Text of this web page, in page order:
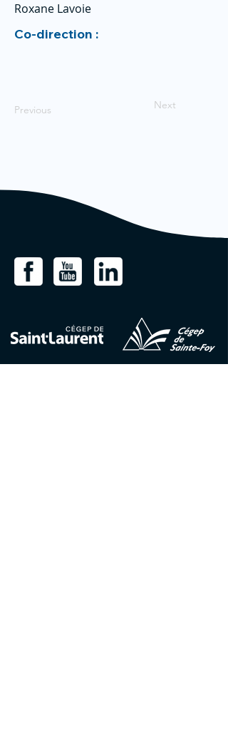
Roxane Lavoie
Co-direction :
Previous Next